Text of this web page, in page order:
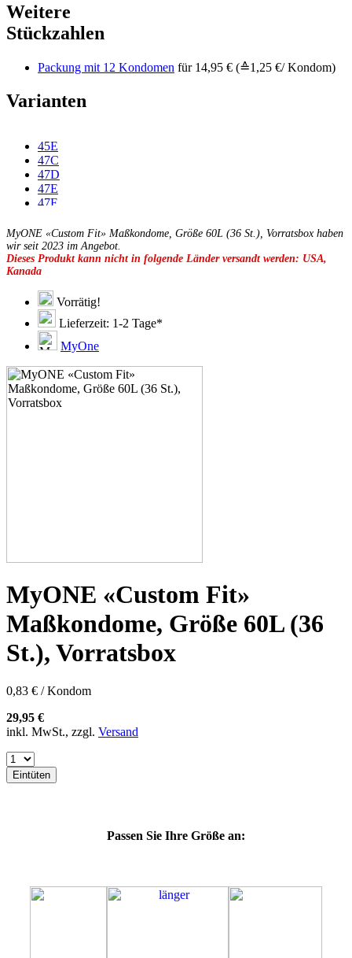
Weitere
Stückzahlen
Packung mit 12 Kondomen für 14,95 € (≙1,25 €/ Kondom)
Varianten
45E
47C
47D
47E
47F
49D
49E
49F
49G
51C
51D
51E
51F
51G
53C
53D
53E
57G
57H
57K
60E
60F
60G
60J
60K
64E
64F
64K
64L
69M
MyONE «Custom Fit» Maßkondome, Größe 60L (36 St.), Vorratsbox haben
wir seit 2023 im Angebot.
Dieses Produkt kann nicht in folgende Länder versandt werden: USA,
Kanada
Vorrätig!
Lieferzeit: 1-2 Tage*
MyOne
MyONE «Custom Fit»
Maßkondome, Größe 60L (36
St.), Vorratsbox
0,83 € / Kondom
29,95 €
inkl. MwSt., zzgl. Versand
Eintüten
Passen Sie Ihre Größe an: